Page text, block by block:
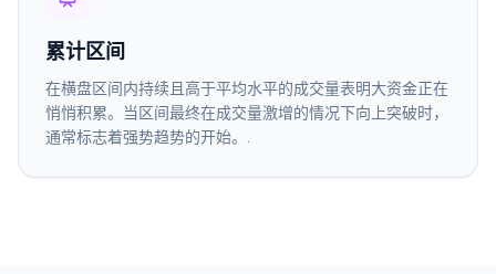
累计区间
在横盘区间内持续且高于平均水平的成交量表明大资金正在
悄悄积累。当区间最终在成交量激增的情况下向上突破时，
通常标志着强势趋势的开始。.